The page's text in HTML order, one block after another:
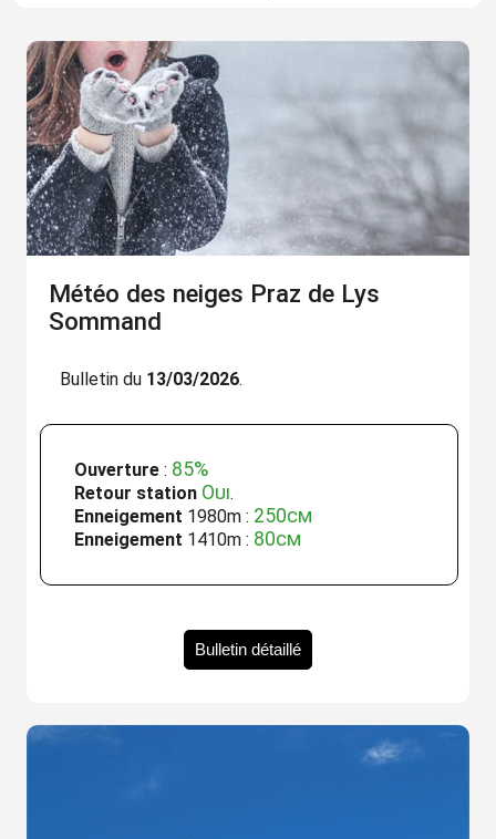
Météo des neiges Praz de Lys
Sommand
Bulletin du 13/03/2026.
Ouverture: 85%
Retour station Oui.
Enneigement 1980m : 250cm
Enneigement 1410m : 80cm
Bulletin détaillé